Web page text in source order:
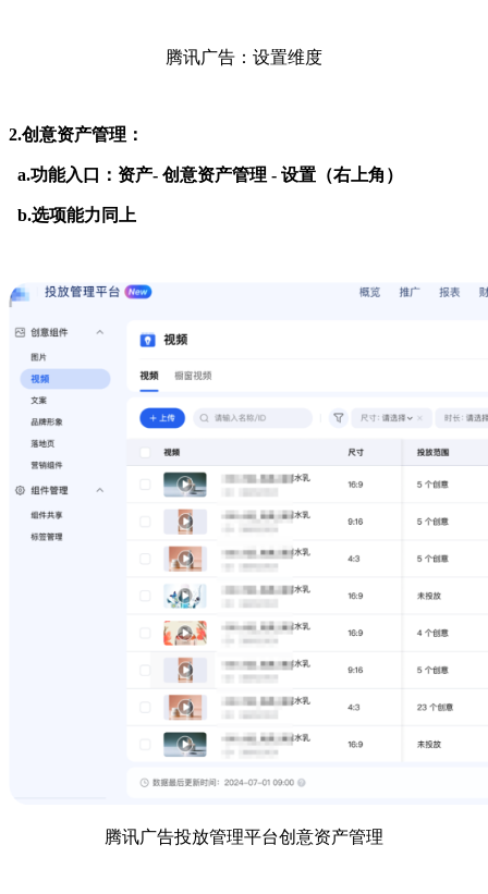
腾讯广告：设置维度
2.创意资产管理：
a.功能入口：资产- 创意资产管理 - 设置（右上角）
b.选项能力同上
腾讯广告投放管理平台创意资产管理